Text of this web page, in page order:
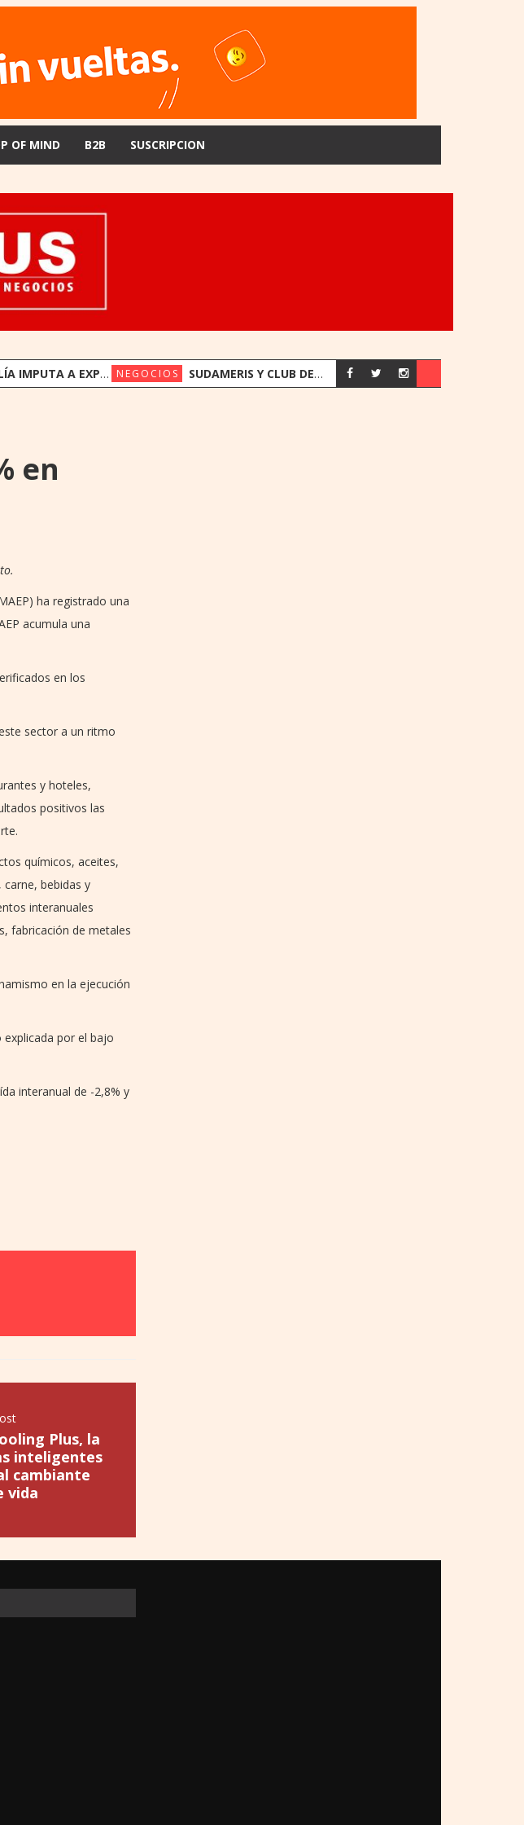
OF MIND B2B SUSCRIPCION
DEL IPS JORGE BRÍTEZ Y VICENTE BATAGLIA POR MULTIMILLONARIO DESFALCO NEGOCIOS SUDAMERIS Y CLUB DEPORTIVO ALEMÁN RENUEVAN ACUERDO CON BENEFICIOS EXCLUSIVOS PARA SOCIOS
en
ha registrado una
acumula una
en los
sector a un ritmo
y hoteles,
positivos las
químicos, aceites,
bebidas y
interanuales
fabricación de metales
en la ejecución
por el bajo
interanual de -2,8% y
Plus, la
inteligentes
cambiante
vida